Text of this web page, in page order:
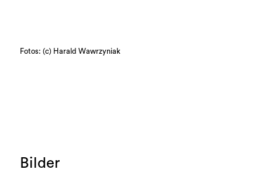
Fotos: (c) Harald Wawrzyniak
Bilder